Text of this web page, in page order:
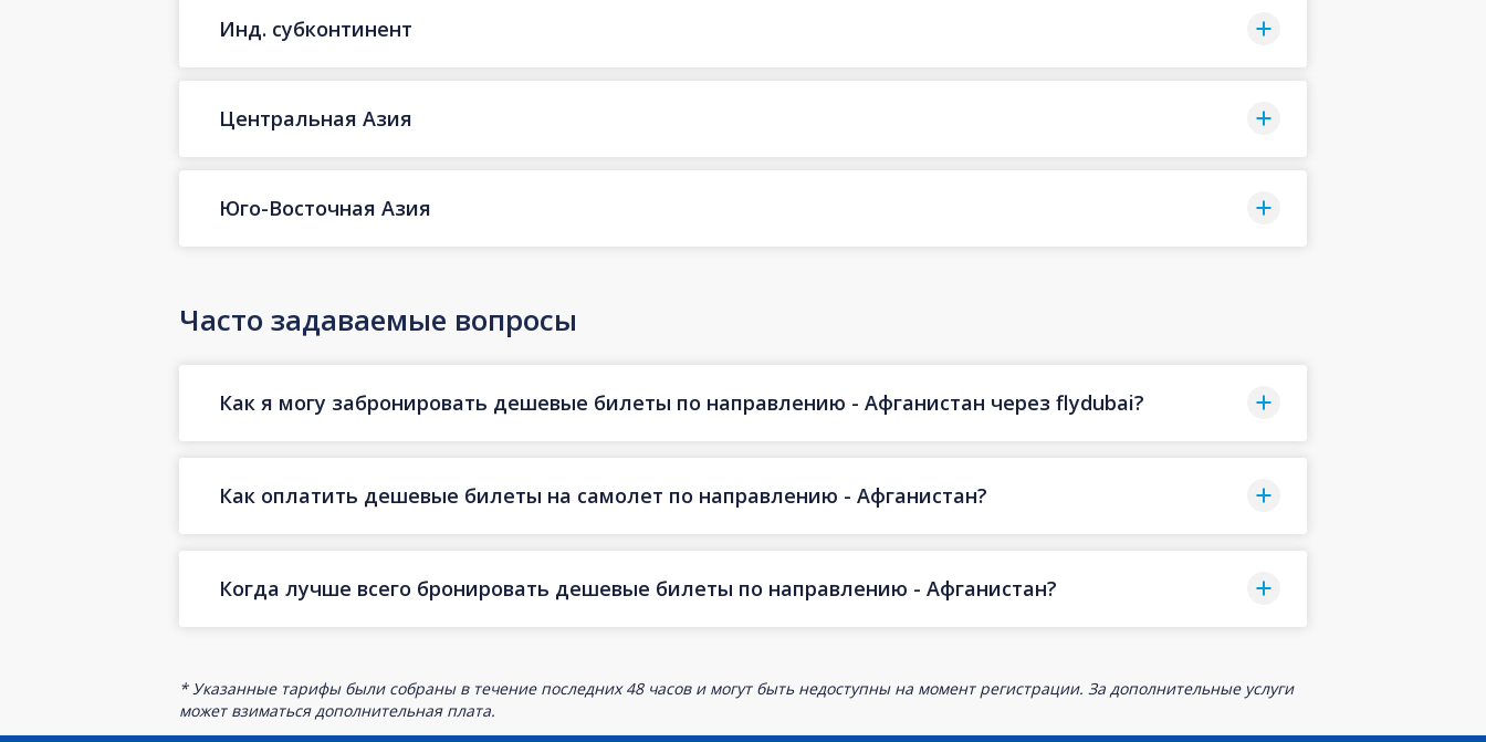
Инд. субконтинент
Центральная Азия
Юго-Восточная Азия
Часто задаваемые вопросы
Как я могу забронировать дешевые билеты по направлению - Афганистан через flydubai?
Как оплатить дешевые билеты на самолет по направлению - Афганистан?
Когда лучше всего бронировать дешевые билеты по направлению - Афганистан?
* Указанные тарифы были собраны в течение последних 48 часов и могут быть недоступны на момент регистрации. За дополнительные услуги
может взиматься дополнительная плата.